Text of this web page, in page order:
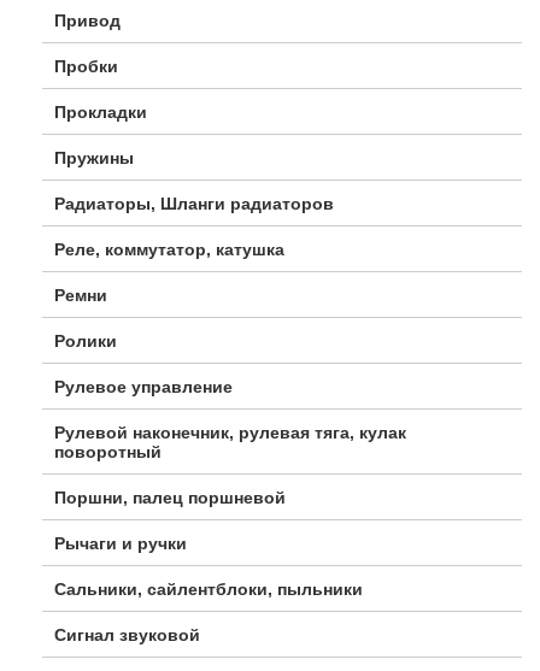
Привод
Пробки
Прокладки
Пружины
Радиаторы, Шланги радиаторов
Реле, коммутатор, катушка
Ремни
Ролики
Рулевое управление
Рулевой наконечник, рулевая тяга, кулак
поворотный
Поршни, палец поршневой
Рычаги и ручки
Сальники, сайлентблоки, пыльники
Сигнал звуковой